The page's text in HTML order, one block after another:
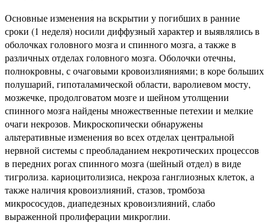
Основные изменения на вскрытии у погибших в ранние
сроки (1 неделя) носили диффузный характер и выявлялись в
оболочках головного мозга и спинного мозга, а также в
различных отделах головного мозга. Оболочки отечны,
полнокровны, с очаговыми кровоизлияниями; в коре больших
полушарий, гипоталамической области, варолиевом мосту,
мозжечке, продолговатом мозге и шейном утолщении
спинного мозга найдены множественные петехии и мелкие
очаги некрозов. Микроскопически обнаружены
альтеративные изменения во всех отделах центральной
нервной системы с преобладанием некротических процессов
в передних рогах спинного мозга (шейный отдел) в виде
тигролиза. кариоцитолизиса, некроза ганглиозных клеток, а
также наличия кровоизлияний, стазов, тромбоза
микрососудов, диапедезных кровоизлияний, слабо
выраженной пролиферации микроглии.